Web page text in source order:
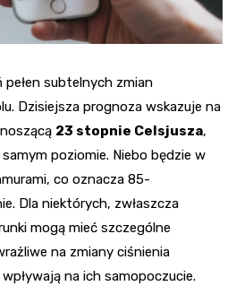
pełen subtelnych zmian
Dzisiejsza prognoza wskazuje na
23 stopnie Celsjusza,
poziomie. Niebo będzie w
co oznacza 85-
Dla niektórych, zwłaszcza
mogą mieć szczególne
na zmiany ciśnienia
na ich samopoczucie.